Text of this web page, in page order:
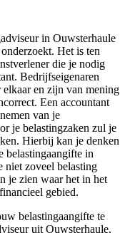
in Ouwsterhaule
Het is ten
die je nodig
Bedrijfseigenaren
elkaar en zijn van mening
Een accountant
van je
je belastingzaken zul je
Hierbij kan je denken
belastingaangifte in
niet zoveel belasting
je zien waar het in het
gebied.
belastingaangifte te
uit Ouwsterhaule.